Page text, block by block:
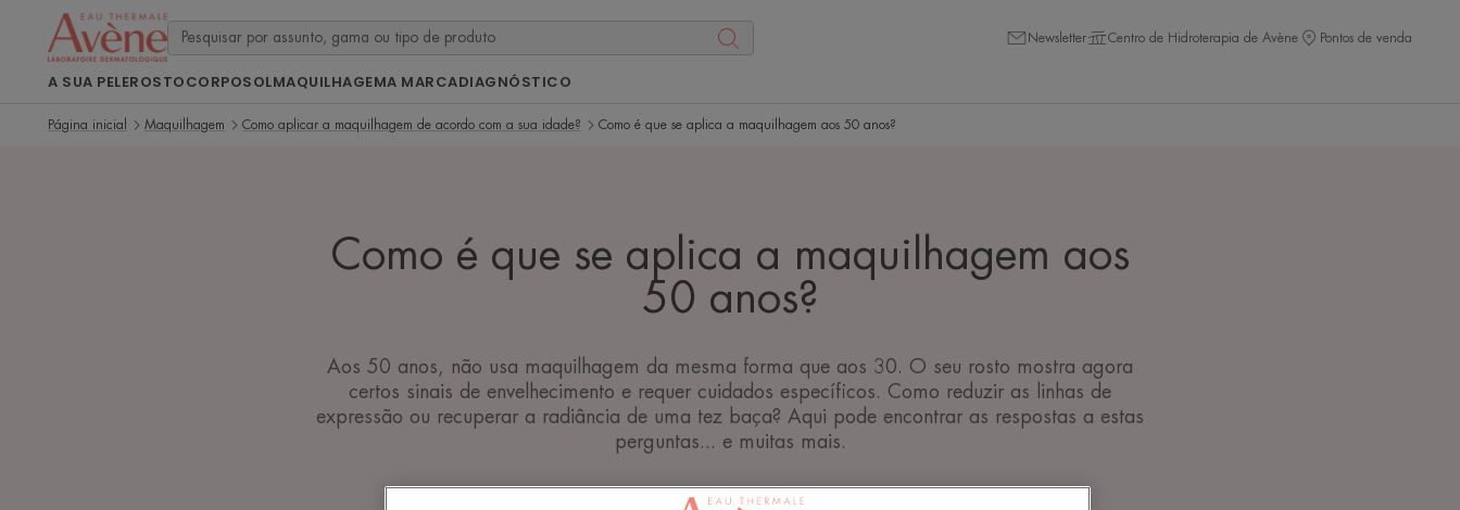
Newsletter Centro de Hidroterapia de Avène Pontos de venda
A SUA PELEROSTOCORPOSOLMAQUILHAGEMA MARCADIAGNÓSTICO
Página inicial Maquilhagem Como aplicar a maquilhagem de acordo com a sua idade? Como é que se aplica a maquilhagem aos 50 anos?
Como é que se aplica a maquilhagem aos
50 anos?
Aos 50 anos, não usa maquilhagem da mesma forma que aos 30. O seu rosto mostra agora
certos sinais de envelhecimento e requer cuidados específicos. Como reduzir as linhas de
expressão ou recuperar a radiância de uma tez baça? Aqui pode encontrar as respostas a estas
perguntas... e muitas mais.
24/04/25, validado por